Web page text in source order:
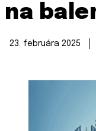
na
23. februára 2025